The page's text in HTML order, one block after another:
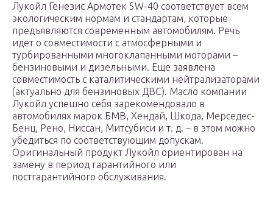
Лукойл Генезис Армотек 5W-40 соответствует всем
экологическим нормам и стандартам, которые
предъявляются современным автомобилям. Речь
идет о совместимости с атмосферными и
турбированными многоклапанными моторами –
бензиновыми и дизельными. Еще заявлена
совместимость с каталитическими нейтрализаторами
(актуально для бензиновых ДВС). Масло компании
Лукойл успешно себя зарекомендовало в
автомобилях марок БМВ, Хендай, Шкода, Мерседес-
Бенц, Рено, Ниссан, Митсубиси и т. д. – в этом можно
убедиться по соответствующим допускам.
Оригинальный продукт Лукойл ориентирован на
замену в период гарантийного или
постгарантийного обслуживания.